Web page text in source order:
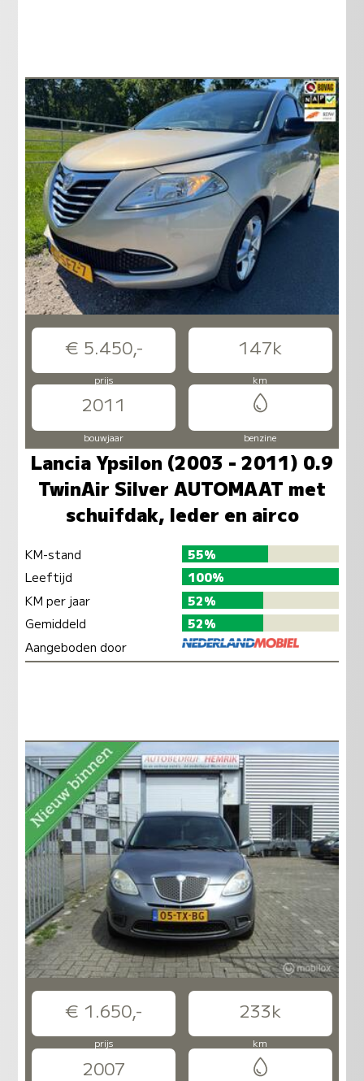
€ 5.450,- 147k
prijs km
2011
bouwjaar benzine
Lancia Ypsilon (2003 - 2011) 0.9
TwinAir Silver AUTOMAAT met
schuifdak, leder en airco
KM-stand
55%
Leeftijd
100%
KM per jaar
52%
Gemiddeld
52%
Aangeboden door
€ 1.650,- 233k
prijs km
2007